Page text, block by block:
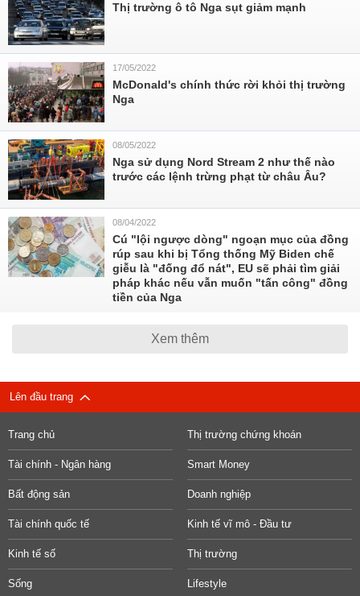
Thị trường ô tô Nga sụt giảm mạnh
17/05/2022
McDonald's chính thức rời khỏi thị trường
Nga
08/05/2022
Nga sử dụng Nord Stream 2 như thế nào
trước các lệnh trừng phạt từ châu Âu?
08/04/2022
Cú "lội ngược dòng" ngoạn mục của đồng
rúp sau khi bị Tổng thống Mỹ Biden chế
giễu là "đống đổ nát", EU sẽ phải tìm giải
pháp khác nếu vẫn muốn "tấn công" đồng
tiền của Nga
Xem thêm
Lên đầu trang
Trang chủ Thị trường chứng khoán
Tài chính - Ngân hàng Smart Money
Bất động sản Doanh nghiệp
Tài chính quốc tế Kinh tế vĩ mô - Đầu tư
Kinh tế số Thị trường
Sống Lifestyle